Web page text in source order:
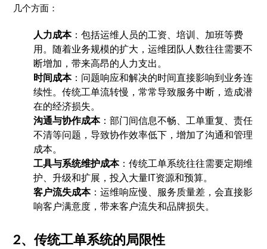
几个方面：
人力成本：包括运维人员的工资、培训、加班等费
用。随着业务规模的扩大，运维团队人数往往需要不
断增加，带来高昂的人力支出。
时间成本：问题响应和解决的时间直接影响到业务连
续性。传统工单流转慢，常常导致服务中断，造成潜
在的经济损失。
沟通与协作成本：部门间信息不畅、工单重复、责任
不清等问题，导致协作效率低下，增加了沟通和管理
成本。
工具与系统维护成本：传统工单系统往往需要定期维
护、升级和扩展，投入大量IT资源和预算。
客户流失成本：运维响应慢、服务质量差，会直接影
响客户满意度，带来客户流失和品牌损失。
2、传统工单系统的局限性